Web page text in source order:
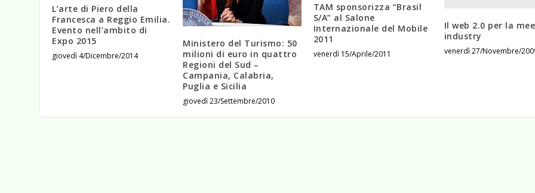
L’arte di Piero della
Francesca a Reggio Emilia.
Evento nell’ambito di
Expo 2015
giovedì 4/Dicembre/2014
Ministero del Turismo: 50
milioni di euro in quattro
Regioni del Sud –
Campania, Calabria,
Puglia e Sicilia
giovedì 23/Settembre/2010
TAM sponsorizza “Brasil
S/A” al Salone
Internazionale del Mobile
2011
venerdì 15/Aprile/2011
Il web 2.0 per la
industry
venerdì 27/Novembre/